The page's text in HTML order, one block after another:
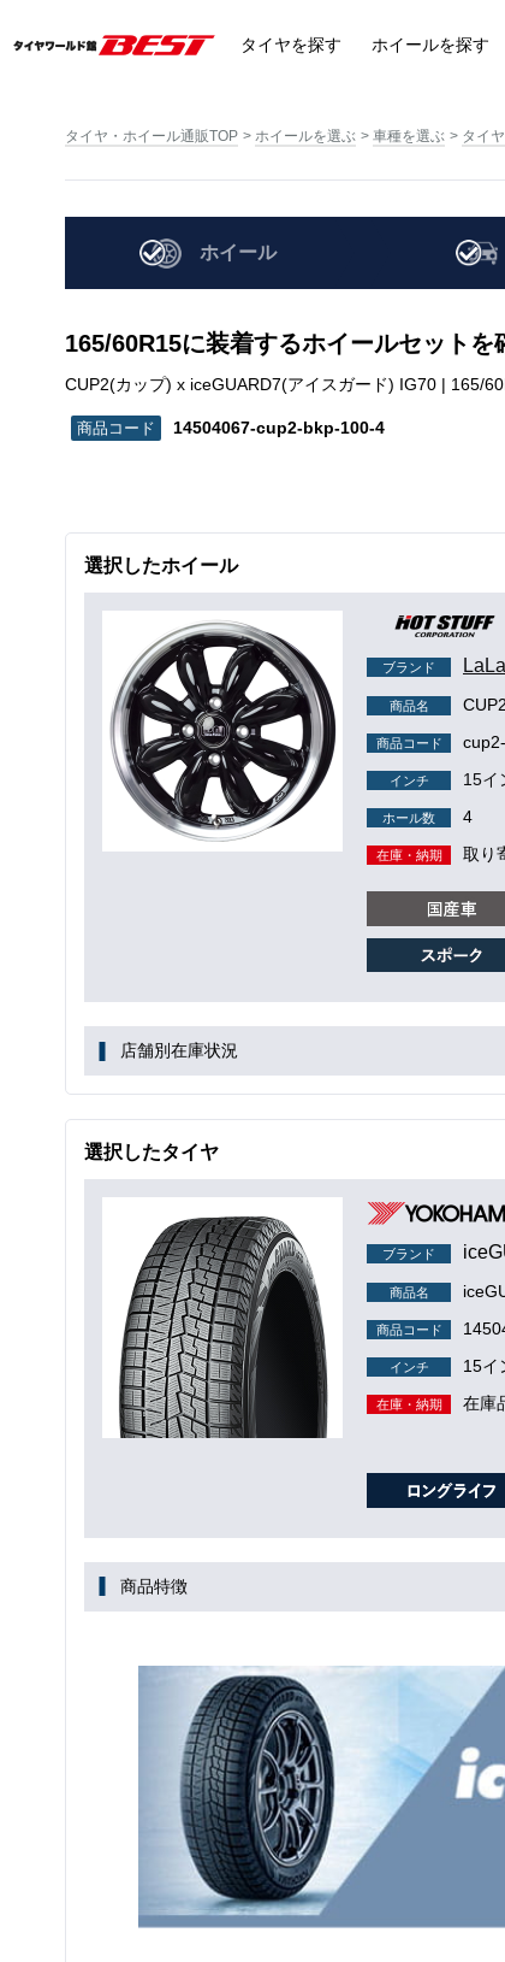
タイヤを探す ホイールを探す
タイヤ・ホイール通販TOP ホイールを選ぶ 車種を選ぶ タイ
ホイール
165/60R15に装着するホイールセットを
CUP2(カップ) x iceGUARD7(アイスガード) IG70 | 165/
14504067-cup2-bkp-100-4
選択したホイール
ブランド
商品名
商品コード
インチ 15イ
ホール数 4
在庫・納期 取り
店舗別在庫状況
選択したタイヤ
ブランド
商品名
商品コード
インチ 15イ
在庫・納期 在庫
商品特徴